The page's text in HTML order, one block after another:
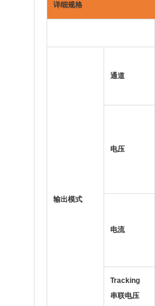
详细规格
输出模式
通道
电压
电流
Tracking
串联电压